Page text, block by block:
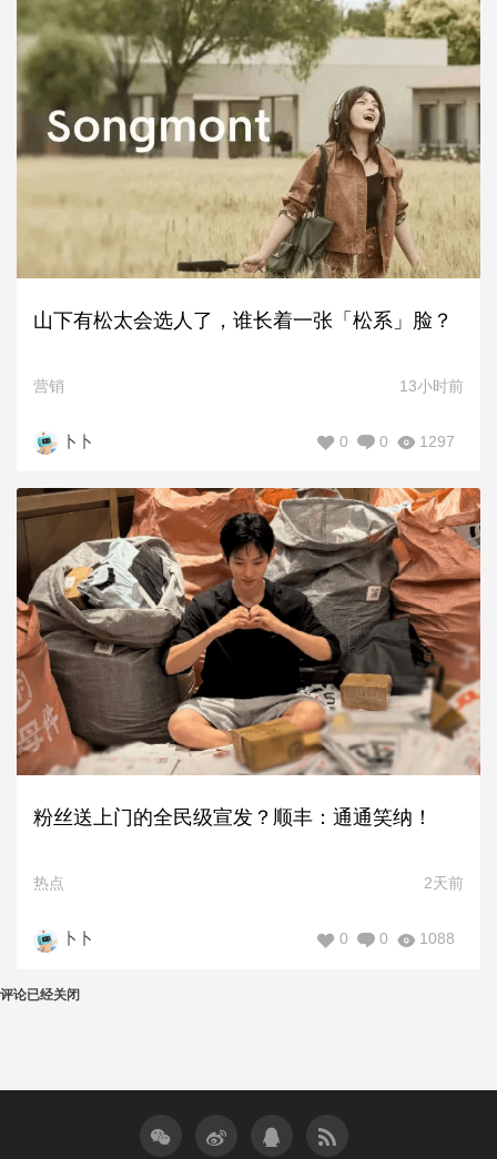
山下有松太会选人了，谁长着一张「松系」脸？
营销 13小时前
卜卜 1297
0
0
粉丝送上门的全民级宣发？顺丰：通通笑纳！
热点 2天前
卜卜 1088
0
0
评论已经关闭